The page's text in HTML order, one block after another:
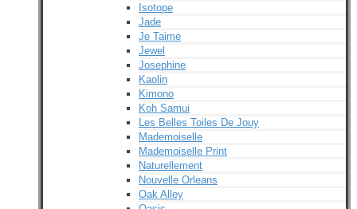
Isotope
Jade
Je Taime
Jewel
Josephine
Kaolin
Kimono
Koh Samui
Les Belles Toiles De Jouy
Mademoiselle
Mademoiselle Print
Naturellement
Nouvelle Orleans
Oak Alley